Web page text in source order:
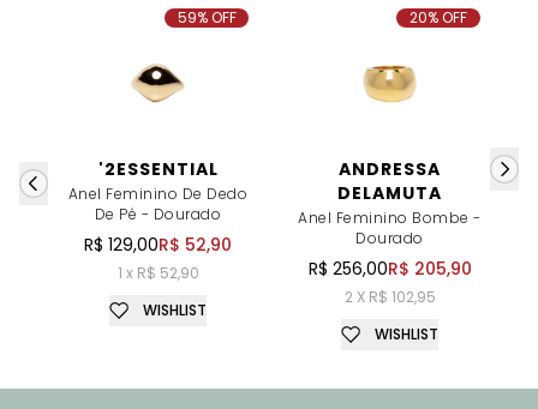
'2ESSENTIAL
Anel Feminino De Dedo
De Pé - Dourado
R$ 129,00R$ 52,90
1 x R$ 52,90
59% OFF
WISHLIST
ANDRESSA
DELAMUTA
Anel Feminino Bombe -
Dourado
R$ 256,00R$ 205,90
2 X R$ 102,95
20% OFF
WISHLIST